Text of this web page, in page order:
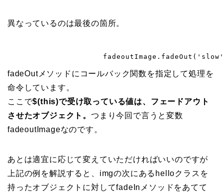
異なっているのは最後の箇所。
fadeOutメソッドにコールバック関数を指定して処理を
命令しています。
ここで$(this)で受け取っている値は、フェードアウト
させたオブジェクト。つまり今回で言うと変数
fadeoutImageなのです。
あとは適宜に応じて変えていただければいいのですが
上記の例を解説すると、imgの次にあるhelloクラスを
持ったオブジェクトに対してfadeInメソッドをあてて